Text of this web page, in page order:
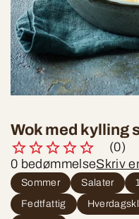
Wok med kylling
(0)
0 bedømmelseSkriv
Sommer Salater
Fedtfattig